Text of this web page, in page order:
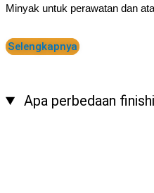
Minyak untuk perawatan dan
Selengkapnya
Apa perbedaan